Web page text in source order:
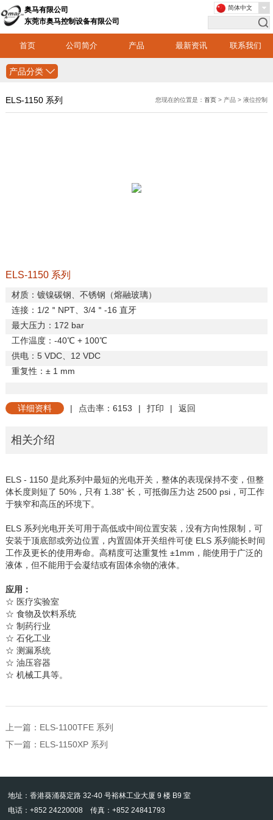
奥马有限公司
东莞市奥马控制设备有限公司
首页 公司简介 产品 最新资讯 联系我们
简体中文
产品分类
ELS-1150 系列 您现在的位置是：首页 > 产品 > 液位控制
ELS-1150 系列
材质：镀镍碳钢、不锈钢（熔融玻璃）
连接： 1/2 ＂ NPT、 3/4＂ -16 直牙
最大压力： 172 bar
工作温度： -40℃+ 100℃
供电： 5 VDC、 12 VDC
重复性：±1 mm
详细资料 | 点击率：6153 | 打印 | 返回
相关介绍
ELS - 1150 是此系列中最短的光电开关，整体的表现保持不变，但整
体长度则短了 50%，只有 1.38” 长，可抵御压力达 2500 psi，可工作
于狭窄和高压的环境下。
ELS 系列光电开关可用于高低或中间位置安装，没有方向性限制，可
安装于顶底部或旁边位置，内置固体开关组件可使 ELS 系列能长时间
工作及更长的使用寿命。高精度可达重复性 ±1mm，能使用于广泛的
液体，但不能用于会凝结或有固体余物的液体。
应用：
☆ 医疗实验室
☆ 食物及饮料系统
☆ 制药行业
☆ 石化工业
☆ 测漏系统
☆ 油压容器
☆ 机械工具等。
上一篇： ELS-1100TFE 系列
下一篇： ELS-1150XP 系列
地址：香港葵涌葵定路 32-40 号裕林工业大厦 9 楼 B9 室
电话：+852 24220008 传真：+852 24841793